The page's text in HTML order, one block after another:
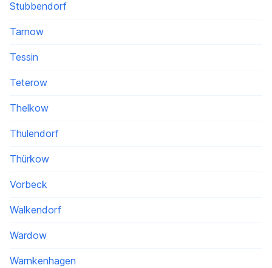
Stubbendorf
Tarnow
Tessin
Teterow
Thelkow
Thulendorf
Thürkow
Vorbeck
Walkendorf
Wardow
Warnkenhagen